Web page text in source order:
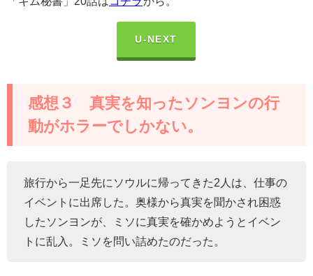
U-NEXT
感想３ 真実を知ったソンヨンの行
動がホラーでしかない。
旅行から一足先にソウルに帰ってきた2 人は、仕事の
イベントに出席した。奥様から真実を聞かされ困惑
したソンヨンが、ミソに真実を確かめようとイベン
トに乱入。ミソを問い詰めたのだった。